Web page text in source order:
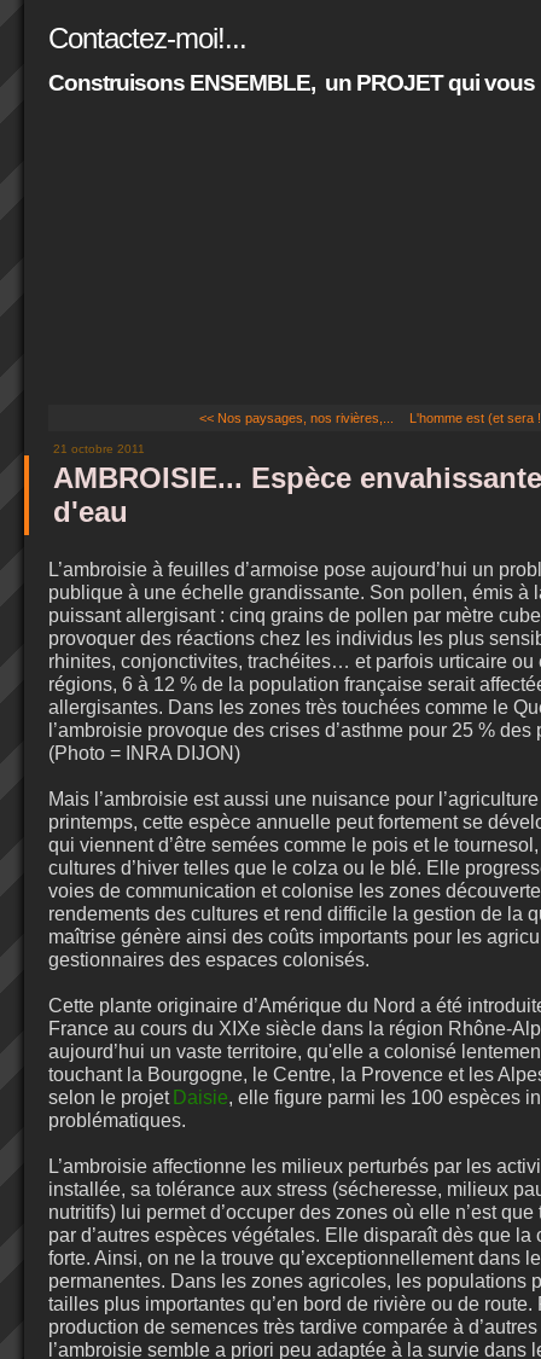
Contactez-moi!...
Construisons ENSEMBLE, un PROJET qui vous
<< Nos paysages, nos rivières,... L'homme est (et sera
21 octobre 2011
AMBROISIE... Espèce
d'eau
L’ambroisie à feuilles d’armoise pose aujourd’hui un
publique à une échelle grandissante. Son pollen, émis à
puissant allergisant : cinq grains de pollen par mètre
provoquer des réactions chez les individus les plus
rhinites, conjonctivites, trachéites… et parfois urticaire ou
régions, 6 à 12 % de la population française serait
allergisantes. Dans les zones très touchées comme le
l’ambroisie provoque des crises d’asthme pour 25 %
(Photo = INRA DIJON)
Mais l’ambroisie est aussi une nuisance pour
printemps, cette espèce annuelle peut fortement se
qui viennent d’être semées comme le pois et le
cultures d’hiver telles que le colza ou le blé. Elle
voies de communication et colonise les zones
rendements des cultures et rend difficile la gestion de la
maîtrise génère ainsi des coûts importants pour les
gestionnaires des espaces colonisés.
Cette plante originaire d’Amérique du Nord a été
France au cours du XIXe siècle dans la région Rhône-
aujourd’hui un vaste territoire, qu'elle a colonisé
touchant la Bourgogne, le Centre, la Provence et les
selon le projet Daisie, elle figure parmi les 100 espèces
problématiques.
L’ambroisie affectionne les milieux perturbés par les
installée, sa tolérance aux stress (sécheresse, milieux
nutritifs) lui permet d’occuper des zones où elle n’est
par d’autres espèces végétales. Elle disparaît dès que la
forte. Ainsi, on ne la trouve qu’exceptionnellement dans
permanentes. Dans les zones agricoles, les populations
tailles plus importantes qu’en bord de rivière ou de route.
production de semences très tardive comparée à d’autres
l’ambroisie semble a priori peu adaptée à la survie dans